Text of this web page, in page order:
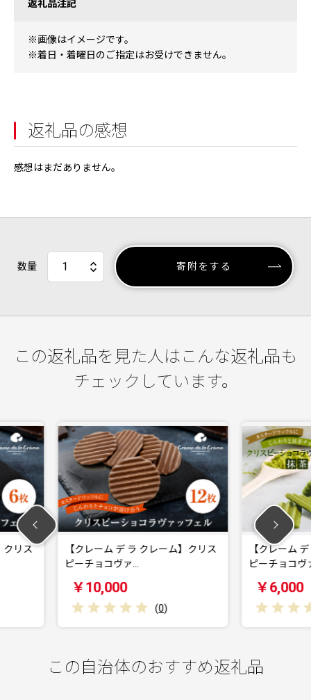
返礼品注記
※画像はイメージです。
※着日・着曜日のご指定はお受けできません。
返礼品の感想
感想はまだありません。
数量 寄附をする
この返礼品を見た人はこんな返礼品も
チェックしています。
レーム】クリス
【クレーム デ ラ クレーム】クリス
ピーチョコヴァ…
￥6,000
【
レ 4
この自治体のおすすめ返礼品